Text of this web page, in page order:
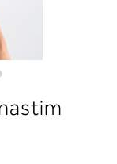
katera globina
(A, B …) – iščite v
ga določili s